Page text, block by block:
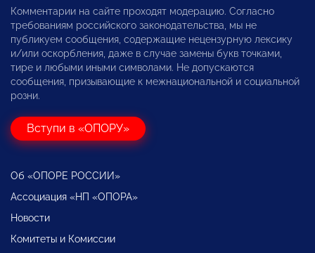
Комментарии на сайте проходят модерацию. Согласно
требованиям российского законодательства, мы не
публикуем сообщения, содержащие нецензурную лексику
и/или оскорбления, даже в случае замены букв точками,
тире и любыми иными символами. Не допускаются
сообщения, призывающие к межнациональной и социальной
розни.
Вступи в «ОПОРУ»
Об «ОПОРЕ РОССИИ»
Ассоциация «НП «ОПОРА»
Новости
Комитеты и Комиссии